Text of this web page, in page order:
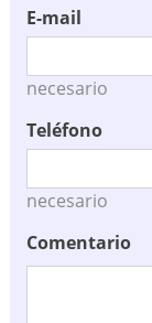
E-mail
necesario
Teléfono
necesario
Comentario